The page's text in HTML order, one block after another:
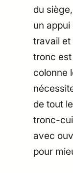
du
un
travail et
tronc est
colonne
de tout
tronc-
avec
pour